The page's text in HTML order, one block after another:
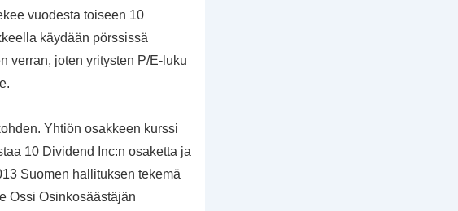
vuodesta toiseen 10
käydään pörssissä
verran, joten yritysten P/E-luku
Yhtiön osakkeen kurssi
10 Dividend Inc:n osaketta ja
Suomen hallituksen tekemä
Ossi Osinkosäästäjän